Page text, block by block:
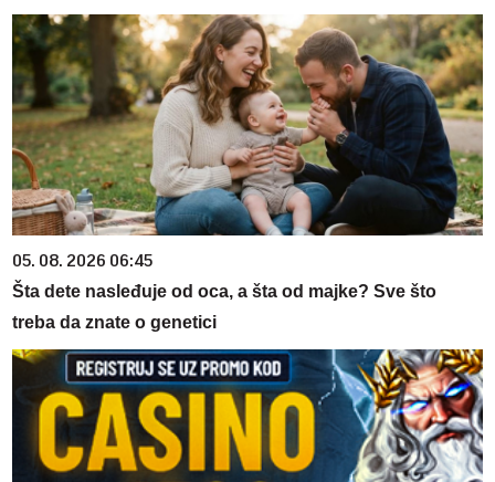
05. 08. 2026 06:45
Šta dete nasleđuje od oca, a šta od majke? Sve što
treba da znate o genetici